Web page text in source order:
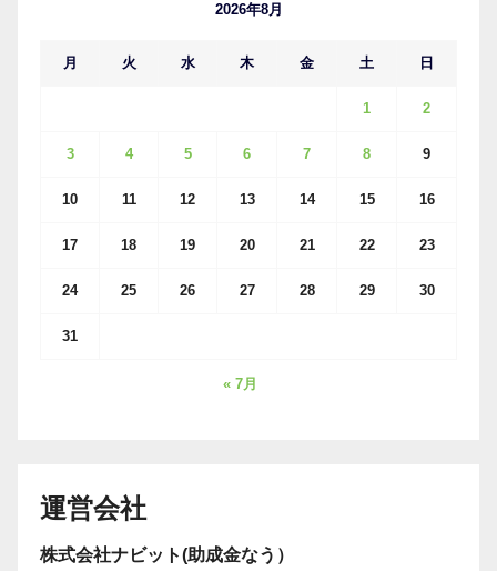
2026年8月
月 火 水 木 金 土 日
1 2
3 4 5 6 7 8 9
10 11 12 13 14 15 16
17 18 19 20 21 22 23
24 25 26 27 28 29 30
31
« 7月
運営会社
株式会社ナビット(助成金なう）